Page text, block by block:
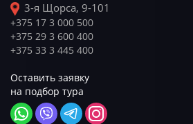
3-я Щорса, 9-101
+375 17 3 000 500
+375 29 3 600 400
+375 33 3 445 400
Оставить заявку
на подбор тура